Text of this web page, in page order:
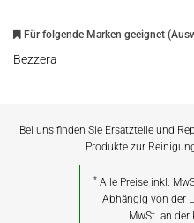
Für folgende Marken geeignet
Bezzera
Bei uns finden Sie Ersatzteile und
Produkte zur
* Alle Preise inkl.
Abhängig von der
MwSt. an der